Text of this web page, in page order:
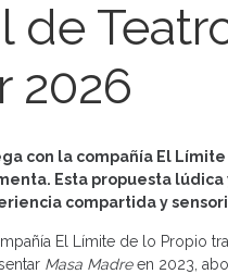
de
2026
con la compañía El
Esta propuesta
compartida y
El Límite de lo Propio
Masa Madreen 2023,